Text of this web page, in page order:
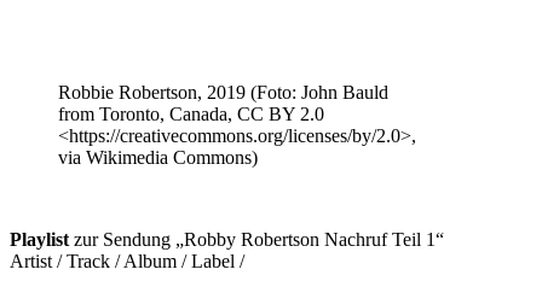
Robbie Robertson, 2019 (Foto: John Bauld
from Toronto, Canada, CC BY 2.0
<https://creativecommons.org/licenses/by/2.0>,
via Wikimedia Commons)
Playlist zur Sendung „Robby Robertson Nachruf Teil 1“
Artist / Track / Album / Label /